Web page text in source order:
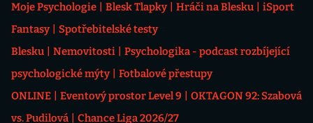
Moje Psychologie Blesk Tlapky Hráči na Blesku
iSport
Fantasy
Spotřebitelské testy
Blesku
Nemovitosti
Psychologika - podcast rozbíjející
psychologické mýty
Fotbalové přestupy
ONLINE
Eventový prostor Level 9
OKTAGON 92: Szabová
vs. Pudilová
Chance Liga 2026/27